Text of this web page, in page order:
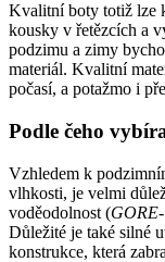
Kvalitní boty totiž lze
kousky v řetězcích a
podzimu a zimy
materiál. Kvalitní
počasí, a potažmo i
Podle čeho
Vzhledem k
vlhkosti, je velmi
voděodolnost (
Důležité je také silné
konstrukce, která